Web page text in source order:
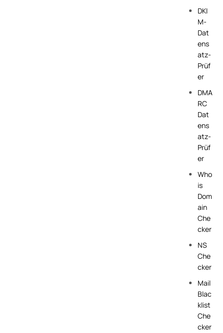
DKI
M-
Dat
ens
atz-
Prüf
er
DMA
RC
Dat
ens
atz-
Prüf
er
Who
is
Dom
ain
Che
cker
NS
Che
cker
Mail
Blac
klist
Che
cker